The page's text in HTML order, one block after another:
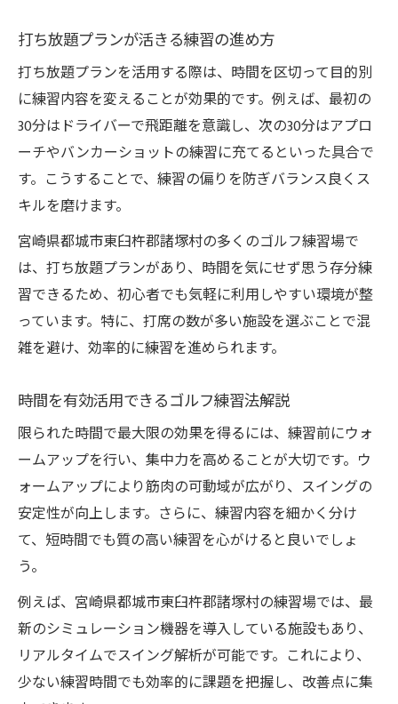
打ち放題プランが活きる練習の進め方
打ち放題プランを活用する際は、時間を区切って目的別
に練習内容を変えることが効果的です。例えば、最初の
30分はドライバーで飛距離を意識し、次の30分はアプロ
ーチやバンカーショットの練習に充てるといった具合で
す。こうすることで、練習の偏りを防ぎバランス良くス
キルを磨けます。
宮崎県都城市東臼杵郡諸塚村の多くのゴルフ練習場で
は、打ち放題プランがあり、時間を気にせず思う存分練
習できるため、初心者でも気軽に利用しやすい環境が整
っています。特に、打席の数が多い施設を選ぶことで混
雑を避け、効率的に練習を進められます。
時間を有効活用できるゴルフ練習法解説
限られた時間で最大限の効果を得るには、練習前にウォ
ームアップを行い、集中力を高めることが大切です。ウ
ォームアップにより筋肉の可動域が広がり、スイングの
安定性が向上します。さらに、練習内容を細かく分け
て、短時間でも質の高い練習を心がけると良いでしょ
う。
例えば、宮崎県都城市東臼杵郡諸塚村の練習場では、最
新のシミュレーション機器を導入している施設もあり、
リアルタイムでスイング解析が可能です。これにより、
少ない練習時間でも効率的に課題を把握し、改善点に集